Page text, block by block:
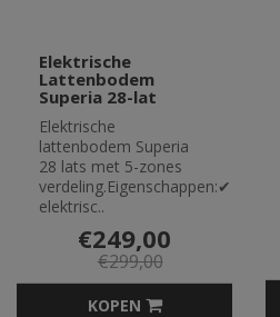
Elektrische
Lattenbodem
Superia 28-lat
Elektrische
lattenbodem Superia
28 lats met 5-zones
verdeling.Eigenschappen:✔ Superia
elektrisc..
€249,00
€299,00
KOPEN